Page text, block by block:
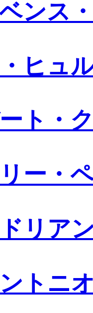
ンス
ヒュ
ト・
ー・
リア
トニ